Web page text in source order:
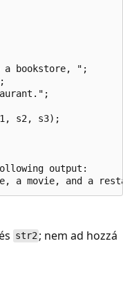
a bookstore, ";
s2, s3);
output:
str2 ; nem ad hozzá